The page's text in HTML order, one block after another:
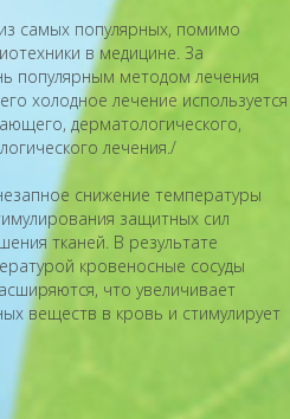
самых популярных, помимо
в медицине. За
популярным методом лечения
холодное лечение используется
дерматологического,
лечения./
снижение температуры
защитных сил
тканей. В результате
кровеносные сосуды
что увеличивает
веществ в кровь и стимулирует